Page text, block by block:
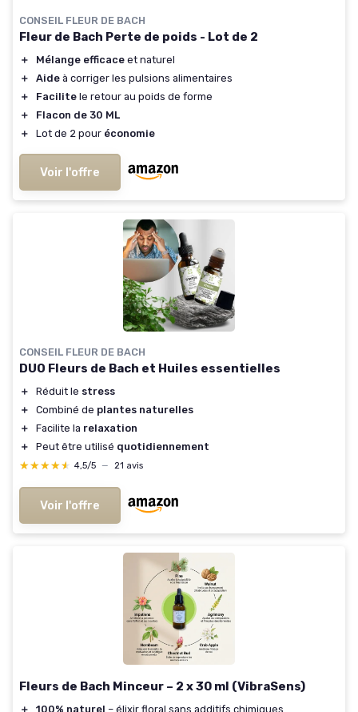
CONSEIL FLEUR DE BACH
Fleur de Bach Perte de poids - Lot de 2
＋ Mélange efficace et naturel
＋
Aide à corriger les pulsions alimentaires
＋
Facilite le retour au poids de forme
＋
Flacon de 30 ML
＋
Lot de 2 pour économie
Voir l'offre
CONSEIL FLEUR DE BACH
DUO Fleurs de Bach et Huiles essentielles
＋ Réduit le stress
＋
Combiné de plantes naturelles
＋
Facilite la relaxation
＋
Peut être utilisé quotidiennement
★★★★★
★★★★★ 4,5/5 — 21 avis
Voir l'offre
Fleurs de Bach Minceur – 2 x 30 ml (VibraSens)
＋ 100% naturel – élixir floral sans additifs chimiques